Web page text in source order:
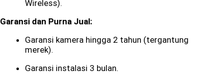
Wireless).
Garansi dan Purna Jual:
Garansi kamera hingga 2 tahun (tergantung
merek).
Garansi instalasi 3 bulan.